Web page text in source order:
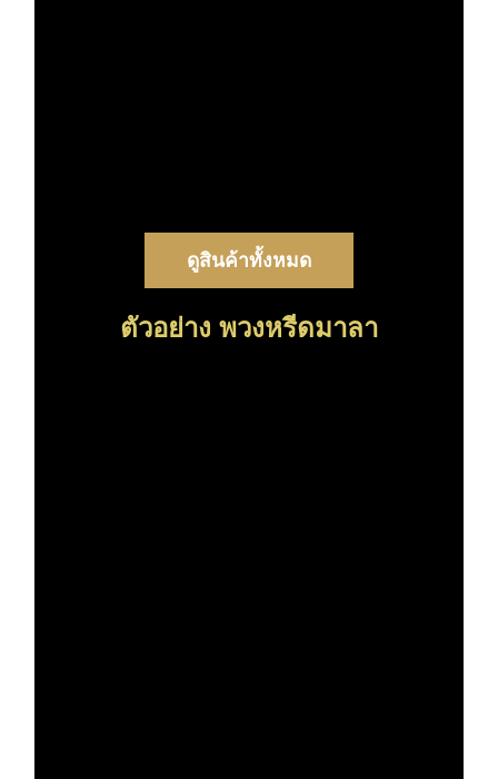
ดูสินค้าทั้งหมด
ตัวอย่าง พวงหรีดมาลา